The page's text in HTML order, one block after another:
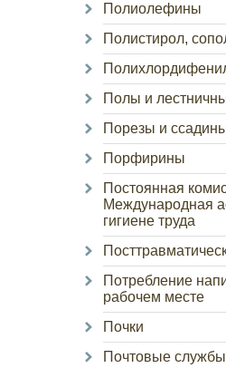
Полиолефины
Полистирол,
Полы и
Порезы и
Порфирины
Постоянная
Международная
гигиене труда
Потребление
рабочем месте
Почки
Почтовые службы